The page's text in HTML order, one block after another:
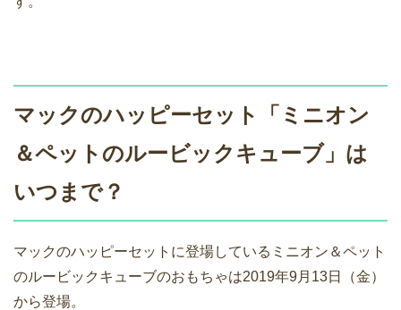
マックのハッピーセット「ミニオン
＆ペットのルービックキューブ」は
いつまで？
マックのハッピーセットに登場しているミニオン＆ペット
のルービックキューブのおもちゃは2019年9月13日（金）
から登場。